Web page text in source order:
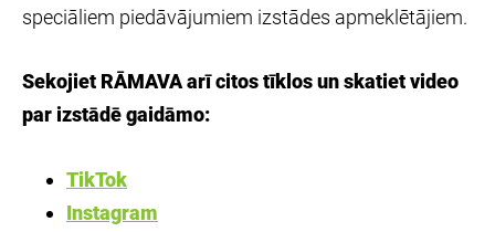
speciāliem piedāvājumiem izstādes apmeklētājiem.
Sekojiet RĀMAVA arī citos tīklos un skatiet video
par izstādē gaidāmo:
TikTok
Instagram